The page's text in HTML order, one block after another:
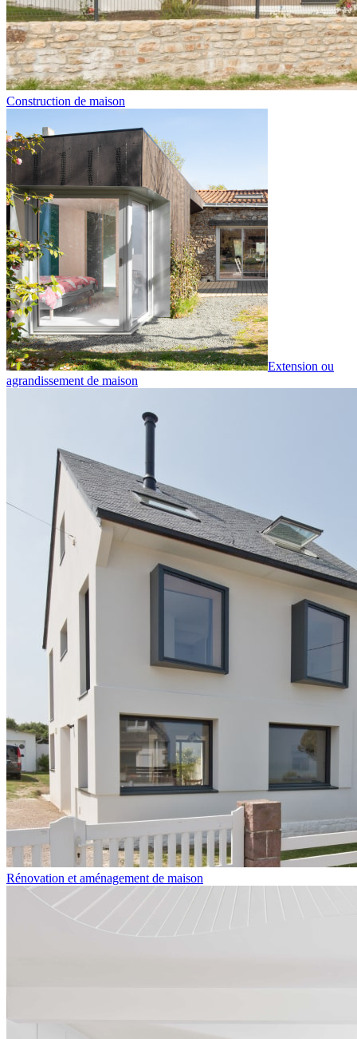
Construction de maison
Extension ou
agrandissement de maison
Rénovation et aménagement de maison